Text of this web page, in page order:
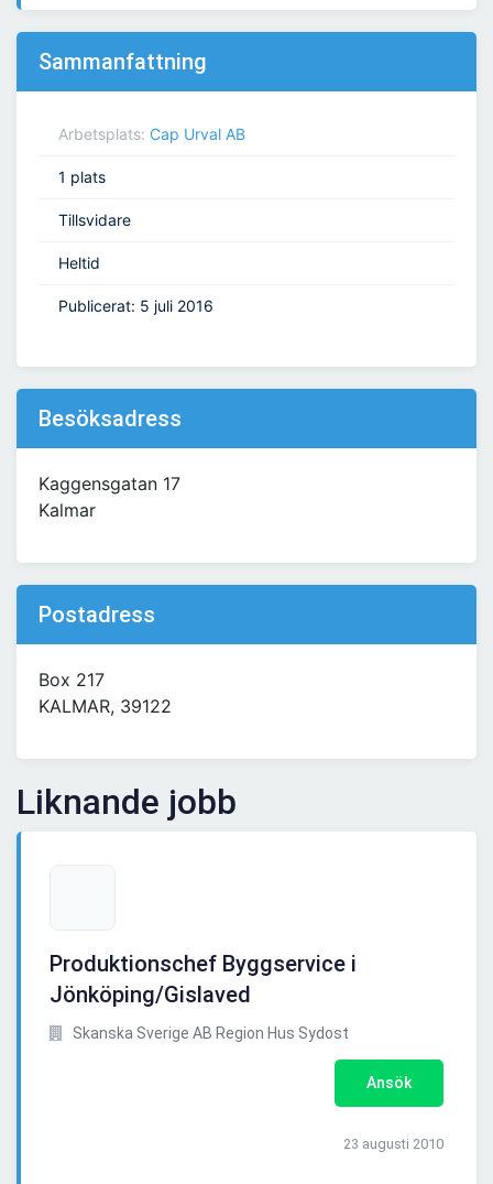
Sammanfattning
Arbetsplats: Cap Urval AB
1 plats
Tillsvidare
Heltid
Publicerat: 5 juli 2016
Besöksadress
Kaggensgatan 17
Kalmar
Postadress
Box 217
KALMAR, 39122
Liknande jobb
Produktionschef Byggservice i
Jönköping/Gislaved
Skanska Sverige AB Region Hus Sydost
Ansök
23 augusti 2010